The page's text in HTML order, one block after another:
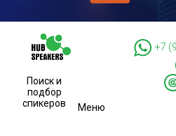
Поиск и
подбор
спикеров
+7
Меню